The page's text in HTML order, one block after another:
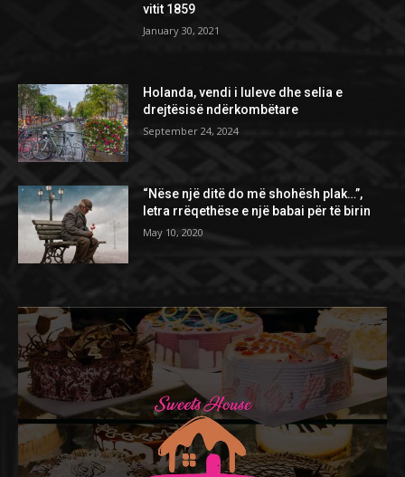
vitit 1859
January 30, 2021
Holanda, vendi i luleve dhe selia e
drejtësisë ndërkombëtare
September 24, 2024
“Nëse një ditë do më shohësh plak…”,
letra rrëqethëse e një babai për të birin
May 10, 2020